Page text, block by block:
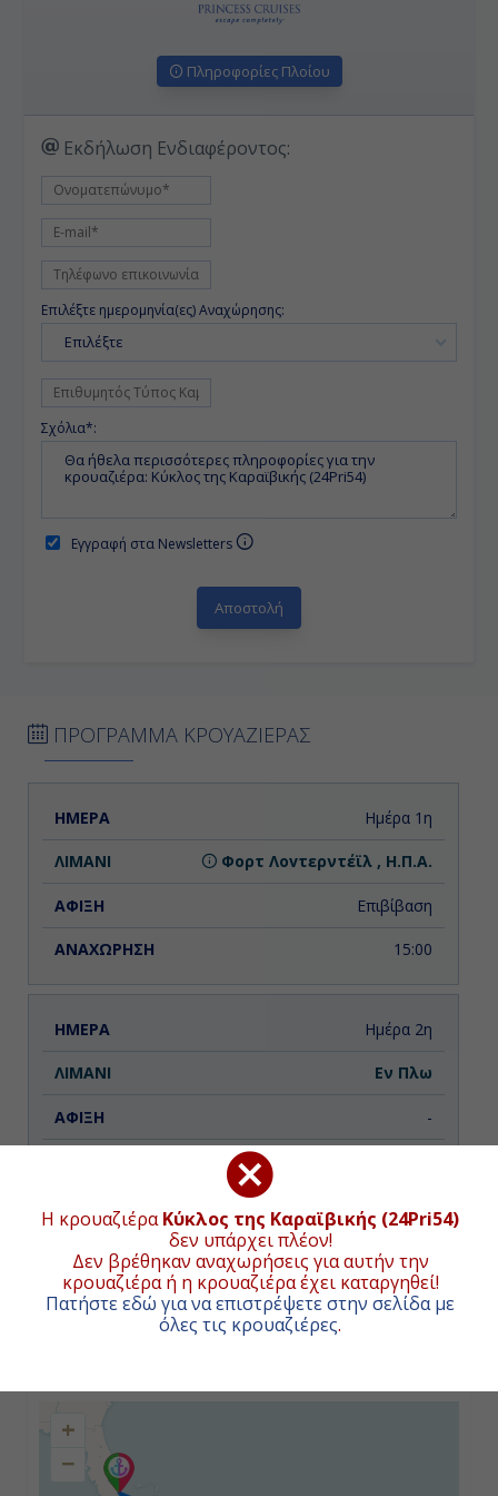
Η κρουαζιέραΚύκλος της Καραϊβικής (24Pri54)
δεν υπάρχει πλέον!
Δεν βρέθηκαν αναχωρήσεις για αυτήν την
κρουαζιέρα ή η κρουαζιέρα έχει καταργηθεί!
Πατήστε εδώ για να επιστρέψετε στην σελίδα με
όλες τις κρουαζιέρες.
Πληροφορίες Πλοίου
Εκδήλωση Ενδιαφέροντος:
Επιλέξτε ημερομηνία(ες) Αναχώρησης:
Επιλέξτε
Σχόλια*:
Εγγραφή στα Newsletters
ΠΡΟΓΡΑΜΜΑ ΚΡΟΥΑΖΙΕΡΑΣ
ΗΜΕΡΑ ΑΝΑΧΩΡΗΣΗ
Ημέρα 1η
Φορτ Λοvτερντέϊλ , Η.Π.Α.
Επιβίβαση
15:00
Ημέρα 2η
Εν Πλω
-
Εν Πλω
Στις 21 Φεβρουαρίου η αναχώρηση θα
πραγματοποιηθεί με το κρουαζιερόπλοιο Emerald
Princess.
ΧΑΡΤΗΣ ΚΡΟΥΑΖΙΕΡΑΣ
+
−